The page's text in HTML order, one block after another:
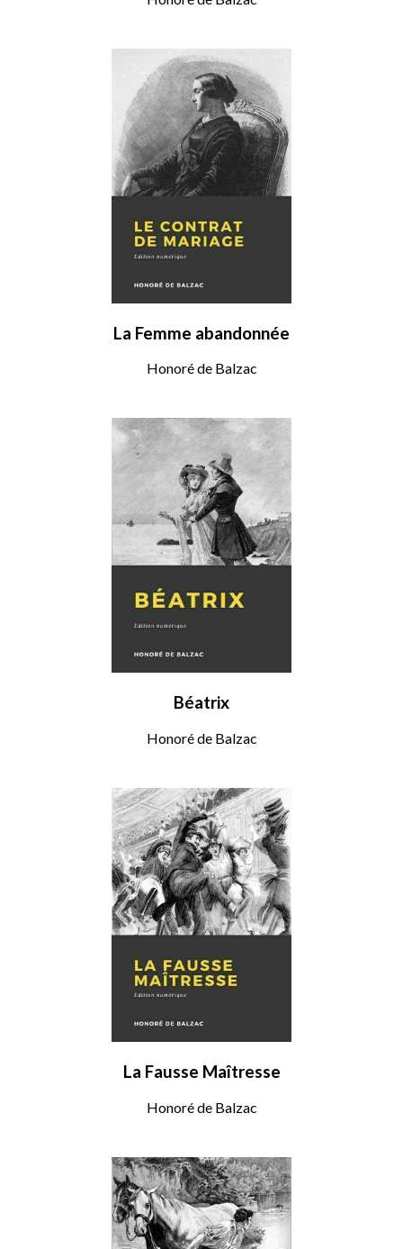
La Femme abandonnée
Honoré de Balzac
Béatrix
Honoré de Balzac
La Fausse Maîtresse
Honoré de Balzac